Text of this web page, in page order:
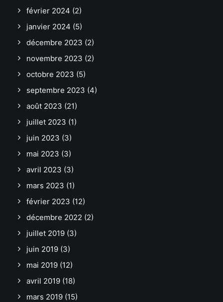
février 2024 (2)
janvier 2024 (5)
décembre 2023 (2)
novembre 2023 (2)
octobre 2023 (5)
septembre 2023 (4)
août 2023 (21)
juillet 2023 (1)
juin 2023 (3)
mai 2023 (3)
avril 2023 (3)
mars 2023 (1)
février 2023 (12)
décembre 2022 (2)
juillet 2019 (3)
juin 2019 (3)
mai 2019 (12)
avril 2019 (18)
mars 2019 (15)